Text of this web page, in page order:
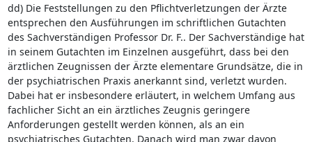
dd) Die Feststellungen zu den Pflichtverletzungen der Ärzte
entsprechen den Ausführungen im schriftlichen Gutachten
des Sachverständigen Professor Dr. F.. Der Sachverständige hat
in seinem Gutachten im Einzelnen ausgeführt, dass bei den
ärztlichen Zeugnissen der Ärzte elementare Grundsätze, die in
der psychiatrischen Praxis anerkannt sind, verletzt wurden.
Dabei hat er insbesondere erläutert, in welchem Umfang aus
fachlicher Sicht an ein ärztliches Zeugnis geringere
Anforderungen gestellt werden können, als an ein
psychiatrisches Gutachten. Danach wird man zwar davon